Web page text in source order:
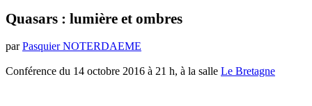
Quasars : lumière et ombres
parPasquier NOTERDAEME
Conférence du 14 octobre 2016 à 21 h, à la salle Le Bretagne